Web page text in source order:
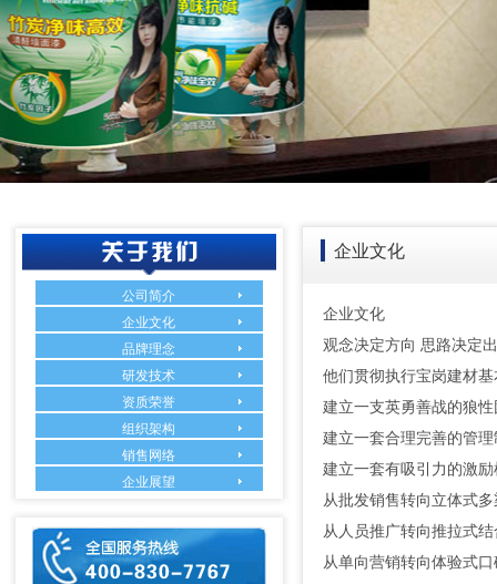
公司简介
企业文化
品牌理念
研发技术
资质荣誉
组织架构
销售网络
企业展望
企业文化
企业文化
观念决定方向 思路决定
他们贯彻执行宝岗建材基
建立一支英勇善战的狼性
建立一套合理完善的管理
建立一套有吸引力的激励
从批发销售转向立体式
从人员推广转向推拉式
从单向营销转向体验式口